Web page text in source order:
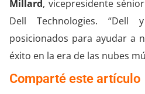
Millard, vicepresidente
Dell Technologies. “Dell
posicionados para ayudar a
éxito en la era de las nubes
Comparté este artículo